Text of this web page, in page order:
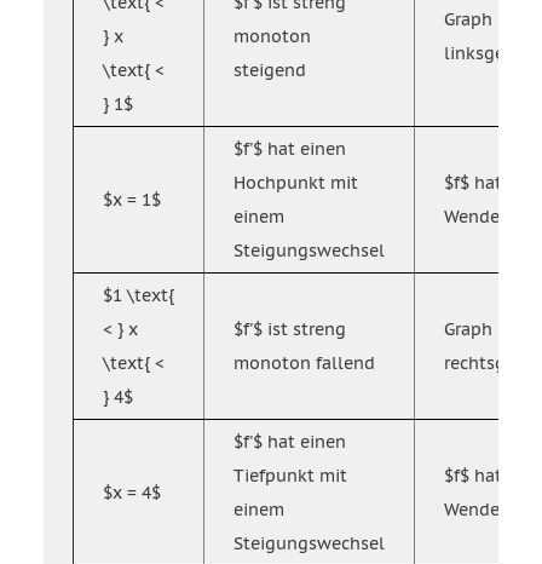
} x
\text{ <
} 1$
monoton
steigend
Graph $f$
$x = 1$
$f'$ hat einen
Hochpunkt mit
einem
Steigungswechsel
$f$ hat
$1 \text{
< } x
\text{ <
} 4$
$f'$ ist streng
monoton fallend
Graph $f$
$x = 4$
$f'$ hat einen
Tiefpunkt mit
einem
Steigungswechsel
$f$ hat